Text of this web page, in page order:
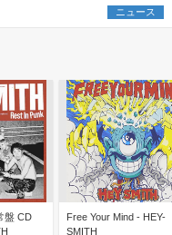
ニュース
盤 CD
Free Your Mind - HEY-
SMITH